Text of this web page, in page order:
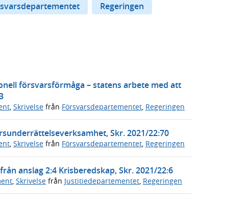
Regeringen
försvarsförmåga – statens arbete med att
Skrivelse från Försvarsdepartementet Regeringen
Skr. 2021/22:70
, Skrivelse från Försvarsdepartementet, Regeringen
anslag 2:4 Krisberedskap, Skr. 2021/22:6
, Skrivelse från Justitiedepartementet, Regeringen